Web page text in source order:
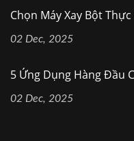
Chọn Máy Xay Bột
02 Dec, 2025
5 Ứng Dụng Hàng Đầu
02 Dec, 2025